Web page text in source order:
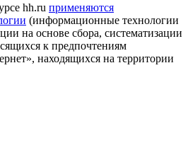
hh.ru применяются
(информационные технологии
на основе сбора, систематизации
к предпочтениям
находящихся на территории